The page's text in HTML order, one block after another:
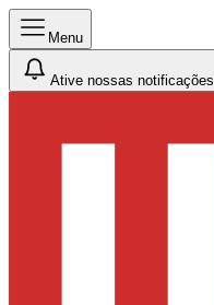
Menu
Ative nossas notificações